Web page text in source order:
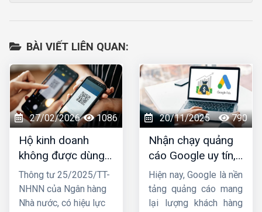
BÀI VIẾT LIÊN QUAN:
27/02/2026 1086
Hộ kinh doanh
không được dùng
tài khoản ngân
hàng cá nhân để
nhận tiền từ
Thông tư 25/2025/TT-
NHNN của Ngân hàng
Nhà nước, có hiệu lực
20/11/2025 790
Nhận chạy quảng
cáo Google uy tín,
chuyên nghiệp,
hiệu quả TOP 1
Hiện nay, Google là nền
tảng quảng cáo mang
lại lượng khách hàng